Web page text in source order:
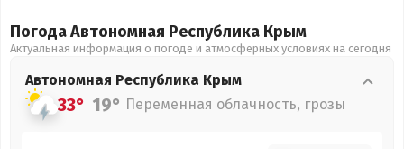
Погода Автономная Республика Крым
Актуальная информация о погоде и атмосферных условиях на сегодня
Автономная Республика Крым
33° 19° Переменная облачность, грозы